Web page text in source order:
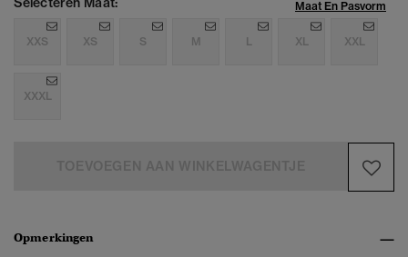
Maat En Pasvorm
XXS XS S M L XL XXL
XXXL
Opmerkingen